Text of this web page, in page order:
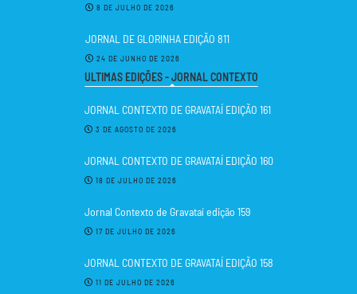
8 DE JULHO DE 2026
JORNAL DE GLORINHA EDIÇÃO 811
24 DE JUNHO DE 2026
ULTIMAS EDIÇÕES - JORNAL CONTEXTO
JORNAL CONTEXTO DE GRAVATAÍ EDIÇÃO 161
3 DE AGOSTO DE 2026
JORNAL CONTEXTO DE GRAVATAÍ EDIÇÃO 160
18 DE JULHO DE 2026
Jornal Contexto de Gravataí edição 159
17 DE JULHO DE 2026
JORNAL CONTEXTO DE GRAVATAÍ EDIÇÃO 158
11 DE JULHO DE 2026